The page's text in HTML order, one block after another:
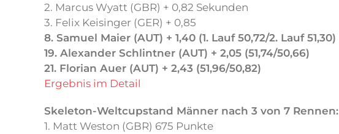
2. Marcus Wyatt (GBR) + 0,82 Sekunden
3. Felix Keisinger (GER) + 0,85
8. Samuel Maier (AUT) + 1,40 (1. Lauf 50,72/2. Lauf 51,30)
19. Alexander Schlintner (AUT) + 2,05 (51,74/50,66)
21. Florian Auer (AUT) + 2,43 (51,96/50,82)
Ergebnis im Detail
Skeleton-Weltcupstand Männer nach 3 von 7 Rennen:
1. Matt Weston (GBR) 675 Punkte